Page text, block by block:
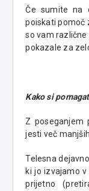
Če sumite na
poiskati pomoč
so vam
pokazale za
Kako si
Z poseganjem
jesti več
Telesna
ki jo izvajamo
prijetno